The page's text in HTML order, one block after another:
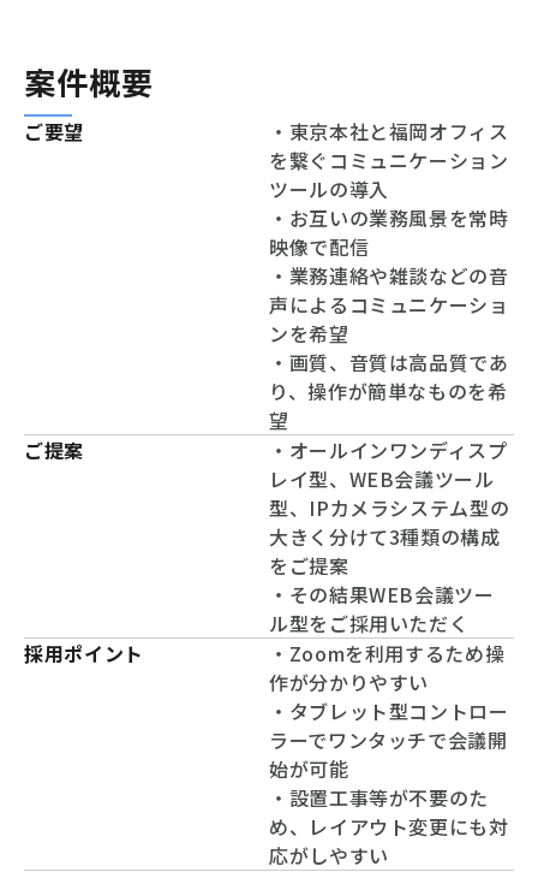
案件概要
ご要望
・東京本社と福岡オフィス
を繋ぐコミュニケーション
ツールの導入
・お互いの業務風景を常時
映像で配信
・業務連絡や雑談などの音
声によるコミュニケーショ
ンを希望
・画質、音質は高品質であ
り、操作が簡単なものを希
望
ご提案
・オールインワンディスプ
レイ型、WEB会議ツール
型、IPカメラシステム型の
大きく分けて3種類の構成
をご提案
・その結果WEB会議ツー
ル型をご採用いただく
採用ポイント
・Zoomを利用するため操
作が分かりやすい
・タブレット型コントロー
ラーでワンタッチで会議開
始が可能
・設置工事等が不要のた
め、レイアウト変更にも対
応がしやすい